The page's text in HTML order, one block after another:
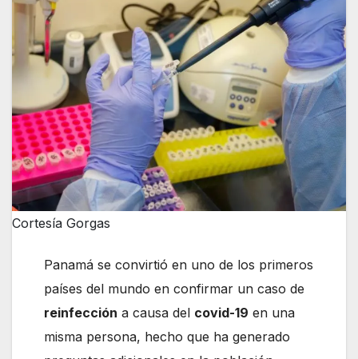
Cortesía Gorgas
Panamá se convirtió en uno de los primeros
países del mundo en confirmar un caso de
reinfección a causa del covid-19 en una
misma persona, hecho que ha generado